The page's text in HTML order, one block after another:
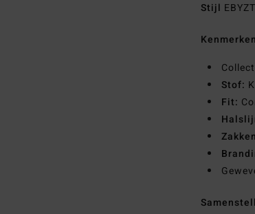
Stijl
Kenmerken
Stof:
Fit: